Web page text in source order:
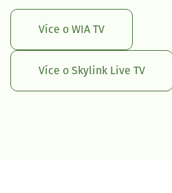
Více o WIA TV
Více o Skylink Live TV